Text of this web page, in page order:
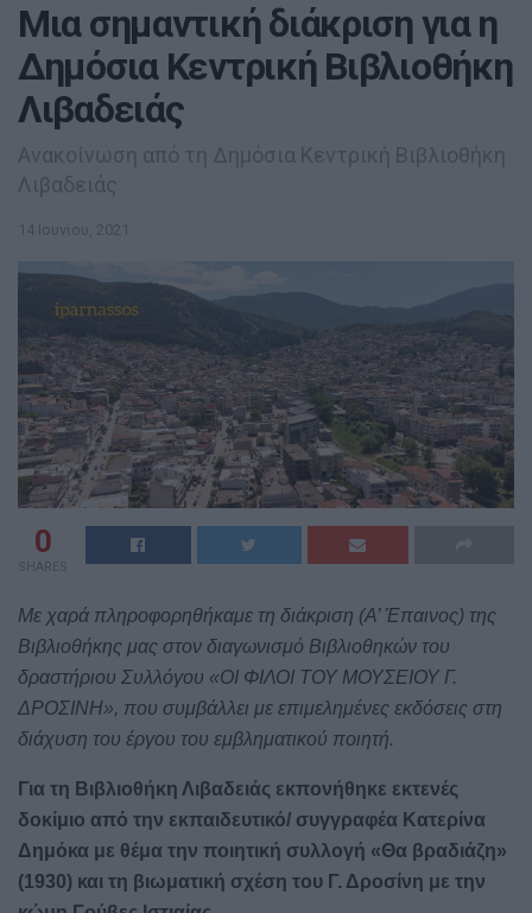
Μια σημαντική διάκριση για η
Δημόσια Κεντρική Βιβλιοθήκη
Λιβαδειάς
Ανακοίνωση από τη Δημόσια Κεντρική Βιβλιοθήκη
Λιβαδειάς
14 Ιουνίου, 2021
0
SHARES
Με χαρά πληροφορηθήκαμε τη διάκριση (Α’ Έπαινος) της
Βιβλιοθήκης μας στον διαγωνισμό Βιβλιοθηκών του
δραστήριου Συλλόγου «ΟΙ ΦΙΛΟΙ ΤΟΥ ΜΟΥΣΕΙΟΥ Γ.
ΔΡΟΣΙΝΗ», που συμβάλλει με επιμελημένες εκδόσεις στη
διάχυση του έργου του εμβληματικού ποιητή.
Για τη Βιβλιοθήκη Λιβαδειάς εκπονήθηκε εκτενές
δοκίμιο από την εκπαιδευτικό/ συγγραφέα Κατερίνα
Δημόκα με θέμα την ποιητική συλλογή «Θα βραδιάζη»
(1930) και τη βιωματική σχέση του Γ. Δροσίνη με την